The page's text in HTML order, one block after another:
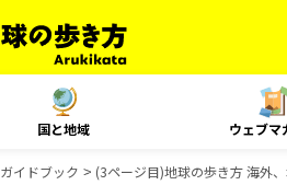
国と地域 ウェブマ
ガイドブック (3ページ目)地球の歩き方 海外